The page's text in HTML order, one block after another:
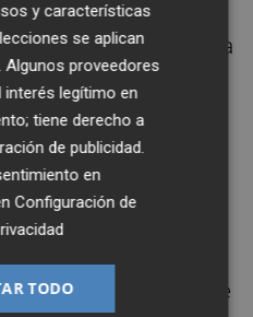
estuvo
de la cual nacería
lo repasó así en
tiempo
y eso que lo
corregir,llega un
gol. Racic estaba
del primer gol
ir más lejos también se
y características
se aplican
proveedores
interés legítimo en
tiene derecho a
de publicidad.
en
Configuración de
TODO